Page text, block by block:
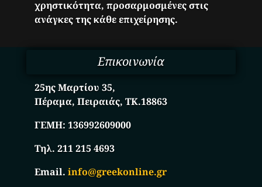
χρηστικότητα, προσαρμοσμένες στις
ανάγκες της κάθε επιχείρησης.
Επικοινωνία
25ης Μαρτίου 35,
Πέραμα, Πειραιάς, ΤΚ.18863
ΓΕΜΗ:136992609000
Τηλ. 211 215 4693
Email.info@greekonline.gr